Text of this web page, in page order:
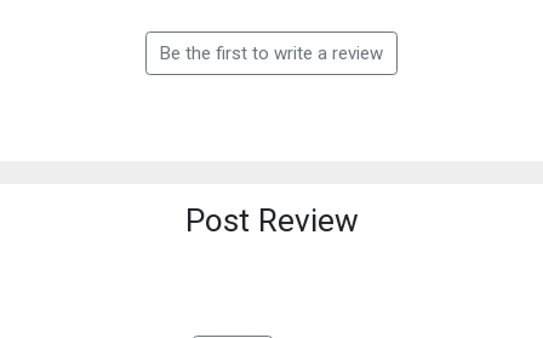
Be the first to write a review
Post Review